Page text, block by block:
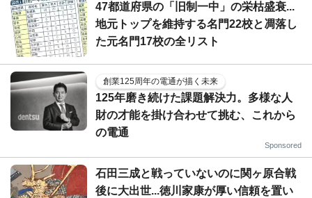
47都道府県の「旧制一中」の栄枯盛衰...
地元トップを維持する名門22校と凋落し
た元名門17校の全リスト
創業125周年の電通が描く未来
125年磨き続けた課題解決力。多様な人
財の才能を掛け合わせて挑む、これから
の電通
Sponsored
石田三成と戦っていないのに関ヶ原合戦
後に大出世...徳川家康が厚い信頼を置い